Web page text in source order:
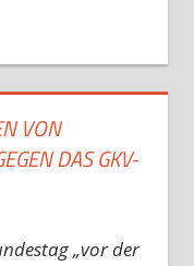
VON
DAS GKV-
„vor der